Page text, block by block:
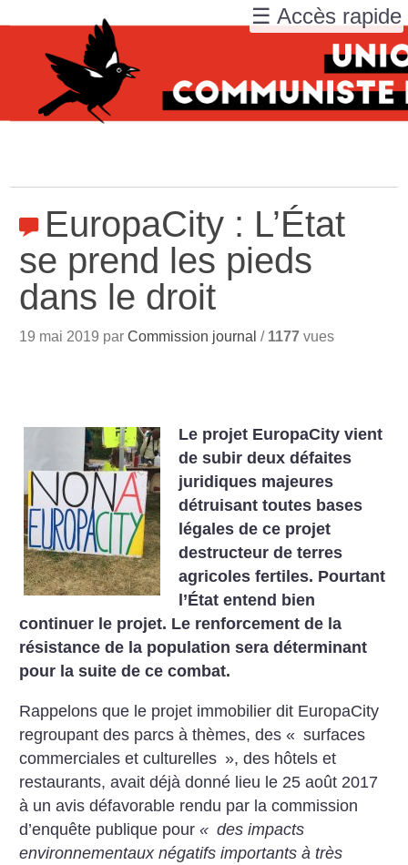
EuropaCity : L’État
se prend les pieds
dans le droit
19 mai 2019 parCommission journal / 1177 vues
Le projet EuropaCity vient
de subir deux défaites
juridiques majeures
détruisant toutes bases
légales de ce projet
destructeur de terres
agricoles fertiles. Pourtant
l’État entend bien
continuer le projet. Le renforcement de la
résistance de la population sera déterminant
pour la suite de ce combat.
Rappelons que le projet immobilier dit EuropaCity
regroupant des parcs à thèmes, des « surfaces
commerciales et culturelles », des hôtels et
restaurants, avait déjà donné lieu le 25 août 2017
à un avis défavorable rendu par la commission
d’enquête publique pour« des impacts
environnementaux négatifs importants à très
☰ Accès rapide